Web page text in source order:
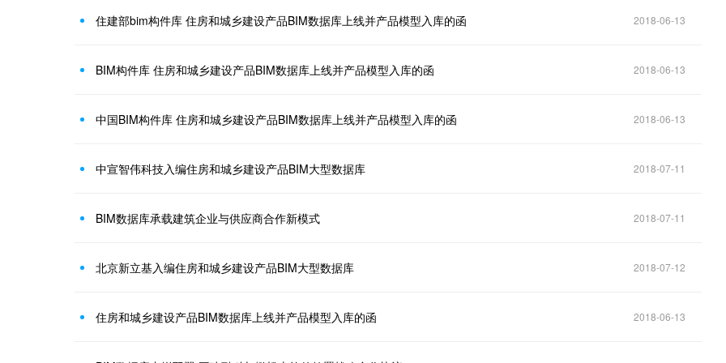
住建部bim构件库 住房和城乡建设产品BIM数据库上线并产品模型入库的函 2018-06-13
BIM构件库 住房和城乡建设产品BIM数据库上线并产品模型入库的函 2018-06-13
中国BIM构件库 住房和城乡建设产品BIM数据库上线并产品模型入库的函 2018-06-13
中宣智伟科技入编住房和城乡建设产品BIM大型数据库 2018-07-11
BIM数据库承载建筑企业与供应商合作新模式 2018-07-11
北京新立基入编住房和城乡建设产品BIM大型数据库 2018-07-12
住房和城乡建设产品BIM数据库上线并产品模型入库的函 2018-06-13